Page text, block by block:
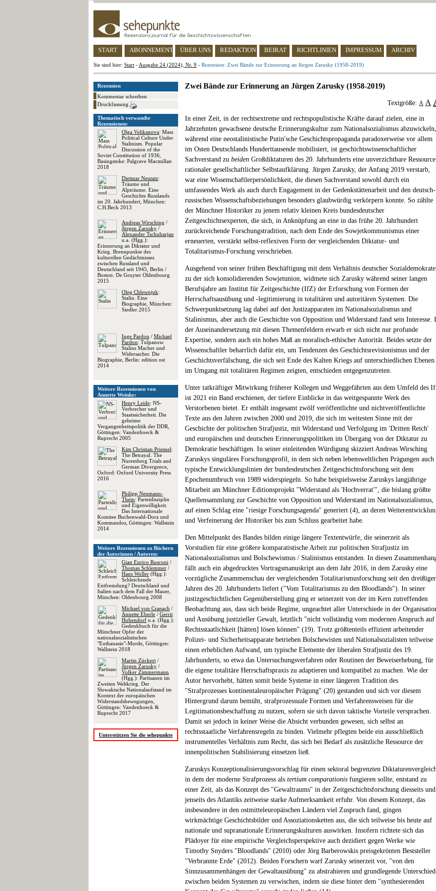
START ABONNEMENT ÜBER UNS REDAKTION BEIRAT RICHTLINIEN IMPRESSUM ARCHIV
Sie sind hier: Start - Ausgabe 24 (2024), Nr. 9 - Rezension: Zwei Bände zur Erinnerung an Jürgen Zarusky (1958-2019)
Rezension
Kommentar schreiben
Druckfassung
Thematisch verwandte
Rezensionen:
Olga Velikanova: Mass
Political Culture Under
Stalinism. Popular
Discussion of the
Soviet Constitution of 1936,
Basingstoke: Palgrave Macmillan
2018
Dietmar Neutatz:
Träume und
Alpträume. Eine
Geschichte Russlands
im 20. Jahrhundert, München:
C.H.Beck 2013
Andreas Wirsching /
Jürgen Zarusky /
Alexander Tschubarjan
u.a. (Hgg.):
Erinnerung an Diktatur und
Krieg. Brennpunkte des
kulturellen Gedächtnisses
zwischen Russland und
Deutschland seit 1945, Berlin /
Boston: De Gruyter Oldenbourg
2015
Oleg Chlewnjuk:
Stalin. Eine
Biographie, München:
Siedler 2015
Inge Pardon / Michael
Pardon: Tulpanow.
Stalins Macher und
Widersacher. Die
Biographie, Berlin: edition ost
2014
Weitere Rezensionen von
Annette Weinke:
Henry Leide: NS-
Verbrecher und
Staatssicherheit. Die
geheime
Vergangenheitspolitik der DDR,
Göttingen: Vandenhoeck &
Ruprecht 2005
Kim Christian Priemel:
The Betrayal. The
Nuremberg Trials and
German Divergence,
Oxford: Oxford University Press
2016
Philipp Neumann-
Thein: Parteidisziplin
und Eigenwilligkeit.
Das Internationale
Komitee Buchenwald-Dora und
Kommandos, Göttingen: Wallstein
2014
Weitere Rezensionen zu Büchern
der Autorinnen / Autoren:
Gian Enrico Rusconi /
Thomas Schlemmer /
Hans Woller (Hgg.):
Schleichende
Entfremdung? Deutschland und
Italien nach dem Fall der Mauer,
München: Oldenbourg 2008
Michael von Cranach /
Annette Eberle / Gerrit
Hohendorf u.a. (Hgg.):
Gedenkbuch für die
Münchner Opfer der
nationalsozialistischen
"Euthanasie"-Morde, Göttingen:
Wallstein 2018
Martin Zückert /
Jürgen Zarusky /
Volker Zimmermann
(Hgg.): Partisanen im
Zweiten Weltkrieg. Der
Slowakische Nationalaufstand im
Kontext der europäischen
Widerstandsbewegungen,
Göttingen: Vandenhoeck &
Ruprecht 2017
Unterstützen Sie die sehepunkte
Zwei Bände zur Erinnerung an Jürgen Zarusky (1958-2019)
Textgröße: A A
In einer Zeit, in der rechtsextreme und rechtspopulistische Kräfte darauf zielen, eine in
Jahrzehnten gewachsene deutsche Erinnerungskultur zum Nationalsozialismus abzuwickeln,
während eine neostalinistische Putin'sche Geschichtspropaganda paradoxerweise vor allem
im Osten Deutschlands Hunderttausende mobilisiert, ist geschichtswissenschaftlicher
Sachverstand zu beiden Großdiktaturen des 20. Jahrhunderts eine unverzichtbare Ressource
rationaler gesellschaftlicher Selbstaufklärung. Jürgen Zarusky, der Anfang 2019 verstarb,
war eine Wissenschaftlerpersönlichkeit, die diesen Sachverstand sowohl durch ein
umfassendes Werk als auch durch Engagement in der Gedenkstättenarbeit und den deutsch-
russischen Wissenschaftsbeziehungen besonders glaubwürdig verkörpern konnte. So zählte
der Münchner Historiker zu jenem relativ kleinen Kreis bundesdeutscher
Zeitgeschichtsexperten, die sich, in Anknüpfung an eine in das frühe 20. Jahrhundert
zurückreichende Forschungstradition, nach dem Ende des Sowjetkommunismus einer
erneuerten, verstärkt selbst-reflexiven Form der vergleichenden Diktatur- und
Totalitarismus-Forschung verschrieben.
Ausgehend von seiner frühen Beschäftigung mit dem Verhältnis deutscher
zu der sich konsolidierenden Sowjetunion, widmete sich Zarusky während seiner langen
Berufsjahre am Institut für Zeitgeschichte (IfZ) der Erforschung von Formen der
Herrschaftsausübung und -legitimierung in totalitären und autoritären Systemen. Die
Schwerpunktsetzung lag dabei auf den Justizapparaten im Nationalsozialismus und
Stalinismus, aber auch die Geschichte von Opposition und Widerstand fand sein Interesse.
der Auseinandersetzung mit diesen Themenfeldern erwarb er sich nicht nur profunde
Expertise, sondern auch ein hohes Maß an moralisch-ethischer Autorität. Beides setzte der
Wissenschaftler beharrlich dafür ein, um Tendenzen des Geschichtsrevisionismus und der
Geschichtsverfälschung, die sich seit Ende des Kalten Kriegs auf unterschiedlichen Ebenen
im Umgang mit totalitären Regimen zeigten, entschieden entgegenzutreten.
Unter tatkräftiger Mitwirkung früherer Kollegen und Weggefährten aus dem Umfeld des
ist 2021 ein Band erschienen, der tiefere Einblicke in das weitgespannte Werk des
Verstorbenen bietet. Er enthält insgesamt zwölf veröffentlichte und nichtveröffentlichte
Texte aus den Jahren zwischen 2000 und 2019, die sich im weitesten Sinne mit der
Geschichte der politischen Strafjustiz, mit Widerstand und Verfolgung im 'Dritten Reich'
und europäischen und deutschen Erinnerungspolitiken im Übergang von der Diktatur zu
Demokratie beschäftigen. In seiner einleitenden Würdigung skizziert Andreas Wirsching
Zaruskys singuläres Forschungsprofil, in dem sich neben lebensweltlichen Prägungen auch
typische Entwicklungslinien der bundesdeutschen Zeitgeschichtsforschung seit dem
Epochenumbruch von 1989 widerspiegeln. So habe beispielsweise Zaruskys langjährige
Mitarbeit am Münchner Editionsprojekt "Widerstand als 'Hochverrat'", die bislang größte
Quellensammlung zur Geschichte von Opposition und Widerstand im Nationalsozialismus,
auf einen Schlag eine "riesige Forschungsagenda" generiert (4), an deren
und Verfeinerung der Historiker bis zum Schluss gearbeitet habe.
Den Mittelpunkt des Bandes bilden einige längere Textentwürfe, die seinerzeit als
Vorstudien für eine größere komparatistische Arbeit zur politischen Strafjustiz im
Nationalsozialismus und Bolschewismus / Stalinismus entstanden. In diesen
fällt auch ein abgedrucktes Vortragsmanuskript aus dem Jahr 2016, in dem Zarusky eine
vorzügliche Zusammenschau der vergleichenden Totalitarismusforschung seit den dreißiger
Jahren des 20. Jahrhunderts liefert ("Vom Totalitarismus zu den Bloodlands"). In seiner
justizgeschichtlichen Gegenüberstellung ging er seinerzeit von der im Kern zutreffenden
Beobachtung aus, dass sich beide Regime, ungeachtet aller Unterschiede in der
und Ausübung justizieller Gewalt, letztlich "nicht vollständig vom modernen Anspruch auf
Rechtsstaatlichkeit [hätten] lösen können" (19). Trotz größtenteils effizient arbeitender
Polizei- und Sicherheitsapparate betrieben Bolschewisten und Nationalsozialisten teilweise
einen erheblichen Aufwand, um typische Elemente der liberalen Strafjustiz des 19.
Jahrhunderts, so etwa das Untersuchungsverfahren oder Routinen der Beweiserhebung, für
die eigene totalitäre Herrschaftspraxis zu adaptieren und kompatibel zu machen. Wie der
Autor hervorhebt, hätten somit beide Systeme in einer längeren Tradition des
"Strafprozesses kontinentaleuropäischer Prägung" (20) gestanden und sich vor diesem
Hintergrund darum bemüht, strafprozessuale Formen und Verfahrensweisen für die
Legitimationsbeschaffung zu nutzen, sofern sie sich davon taktische Vorteile versprachen.
Damit sei jedoch in keiner Weise die Absicht verbunden gewesen, sich selbst an
rechtsstaatliche Verfahrensregeln zu binden. Vielmehr pflegten beide ein ausschließlich
instrumentelles Verhältnis zum Recht, das sich bei Bedarf als zusätzliche Ressource der
innenpolitischen Stabilisierung einsetzen ließ.
Zaruskys Konzeptionalisierungsvorschlag für einen sektoral begrenzten
in dem der moderne Strafprozess als tertium comparationis fungieren sollte, entstand zu
einer Zeit, als das Konzept des "Gewaltraums" in der Zeitgeschichtsforschung diesseits und
jenseits des Atlantiks zeitweise starke Aufmerksamkeit erfuhr. Von diesem Konzept, das
insbesondere in den ostmitteleuropäischen Ländern viel Zuspruch fand, gingen
wirkmächtige Geschichtsbilder und Assoziationsketten aus, die sich teilweise bis heute auf
nationale und supranationale Erinnerungskulturen auswirken. Insofern richtete sich das
Plädoyer für eine empirische Vergleichsperspektive auch dezidiert gegen Werke wie
Timothy Snyders "Bloodlands" (2010) oder Jörg Barberowskis preisgekrönten Beststeller
"Verbrannte Erde" (2012). Beiden Forschern warf Zarusky seinerzeit vor, "von den
Sinnzusammenhängen der Gewaltausübung" zu abstrahieren und grundlegende
zwischen beiden Systemen zu verwischen, indem sie diese hinter dem "synthesierenden